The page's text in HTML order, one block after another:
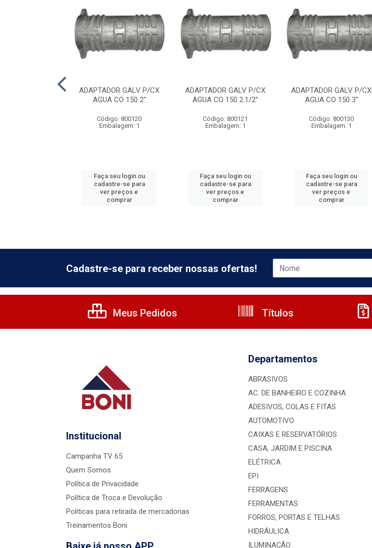
ADAPTADOR GALV P/CX
AGUA CO 150 2''
Código: 800120
Embalagem: 1
Faça seu login ou
cadastre-se para
ver preços e
comprar
ADAPTADOR GALV P/CX
AGUA CO 150 2.1/2”
Código: 800121
Embalagem: 1
Faça seu login ou
cadastre-se para
ver preços e
comprar
ADAPTADOR GALV P/CX
AGUA CO 150 3''
Código: 800130
Embalagem: 1
Faça seu login ou
cadastre-se para
ver preços e
comprar
Cadastre-se para receber nossas ofertas!
Meus Pedidos Títulos
Institucional
Campanha TV 65
Quem Somos
Política de Privacidade
Política de Troca e Devolução
Politicas para retirada de mercadorias
Treinamentos Boni
Departamentos
ABRASIVOS
AC. DE BANHEIRO E COZINHA
ADESIVOS, COLAS E FITAS
AUTOMOTIVO
CAIXAS E RESERVATÓRIOS
CASA, JARDIM E PISCINA
ELÉTRICA
EPI
FERRAGENS
FERRAMENTAS
FORROS, PORTAS E TELHAS
HIDRÁULICA
ILUMINAÇÃO